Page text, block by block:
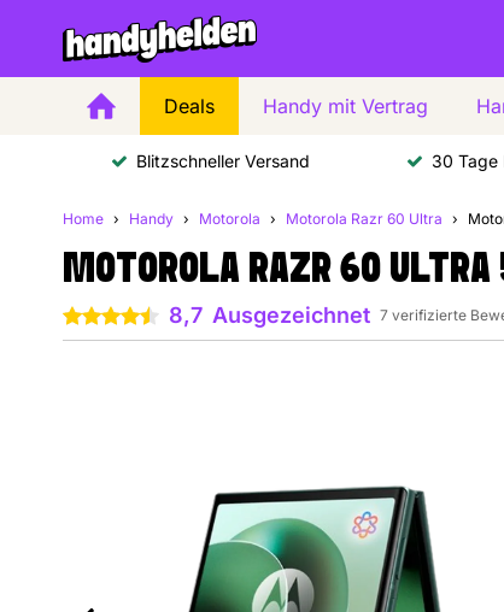
Deals Handy mit Vertrag
Blitzschneller Versand 30 Tage
Home Handy Motorola Motorola Razr 60 Ultra
MOTOROLA RAZR 60 ULTRA
4.5 Sterne
8,7 Ausgezeichnet 7 verifizierte